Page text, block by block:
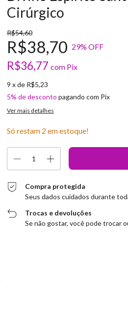
Cirúrgico
R$54,60
R$38,70 29% OFF
R$36,77 com Pix
9 x de R$5,23
5% de desconto pagando com Pix
Ver mais detalhes
Só restam 2 em estoque!
Compra protegida
Seus dados cuidados durante
Trocas e devoluções
Se não gostar, você pode trocar